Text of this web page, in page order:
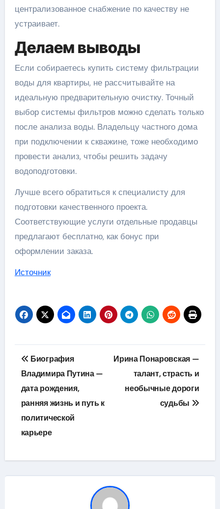
централизованное снабжение по качеству не
устраивает.
Делаем выводы
Если собираетесь купить систему фильтрации
воды для квартиры, не рассчитывайте на
идеальную предварительную очистку. Точный
выбор системы фильтров можно сделать только
после анализа воды. Владельцу частного дома
при подключении к скважине, тоже необходимо
провести анализ, чтобы решить задачу
водоподготовки.
Лучше всего обратиться к специалисту для
подготовки качественного проекта.
Соответствующие услуги отдельные продавцы
предлагают бесплатно, как бонус при
оформлении заказа.
Источник
Навигация
по
записям
Биография
Владимира Путина —
дата рождения,
ранняя жизнь и путь к
политической
карьере
Ирина Понаровская —
талант, страсть и
необычные дороги
судьбы